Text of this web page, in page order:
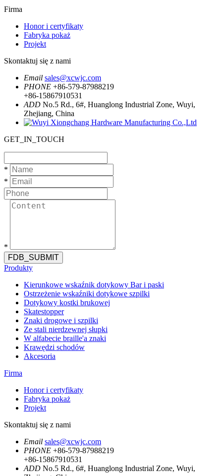
Firma
Honor i certyfikaty
Fabryka pokaż
Projekt
Skontaktuj się z nami
Email sales@xcwjc.com
PHONE +86-579-87988219
+86-15867910531
ADD No.5 Rd., 6#, Huanglong Industrial Zone, Wuyi,
Zhejiang, China
GET_IN_TOUCH
*
*
*
FDB_SUBMIT
Produkty
Kierunkowe wskaźnik dotykowy Bar i paski
Ostrzeżenie wskaźniki dotykowe szpilki
Dotykowy kostki brukowej
Skatestopper
Znaki drogowe i szpilki
Ze stali nierdzewnej słupki
W alfabecie braille'a znaki
Krawędzi schodów
Akcesoria
Firma
Honor i certyfikaty
Fabryka pokaż
Projekt
Skontaktuj się z nami
Email sales@xcwjc.com
PHONE +86-579-87988219
+86-15867910531
ADD No.5 Rd., 6#, Huanglong Industrial Zone, Wuyi,